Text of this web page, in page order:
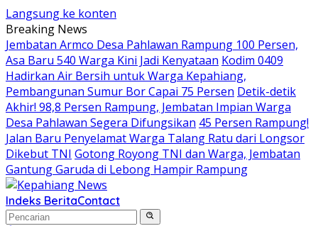
Langsung ke konten
Breaking News
Jembatan Armco Desa Pahlawan Rampung 100 Persen,
Asa Baru 540 Warga Kini Jadi Kenyataan Kodim 0409
Hadirkan Air Bersih untuk Warga Kepahiang,
Pembangunan Sumur Bor Capai 75 Persen Detik-detik
Akhir! 98,8 Persen Rampung, Jembatan Impian Warga
Desa Pahlawan Segera Difungsikan 45 Persen Rampung!
Jalan Baru Penyelamat Warga Talang Ratu dari Longsor
Dikebut TNI Gotong Royong TNI dan Warga, Jembatan
Gantung Garuda di Lebong Hampir Rampung
Indeks BeritaContact